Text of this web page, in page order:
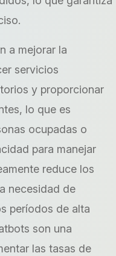
a mejorar la
servicios
y proporcionar
lo que es
ocupadas o
para manejar
reduce los
necesidad de
períodos de alta
son una
las tasas de